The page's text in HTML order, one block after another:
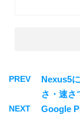
PREV
Nexus5
さ・速さ
NEXT Google